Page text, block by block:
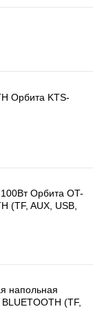
Орбита KTS-
Орбита OT-
(TF, AUX, USB,
напольная
(TF,